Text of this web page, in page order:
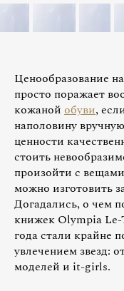
Ценообразование
просто поражает
кожаной обуви,
наполовину
ценности
стоить
произойти с
можно изготовить
Догадались, о чем
книжек Olympia Le-
года стали крайне
увлечением звезд:
моделей и it-girls.